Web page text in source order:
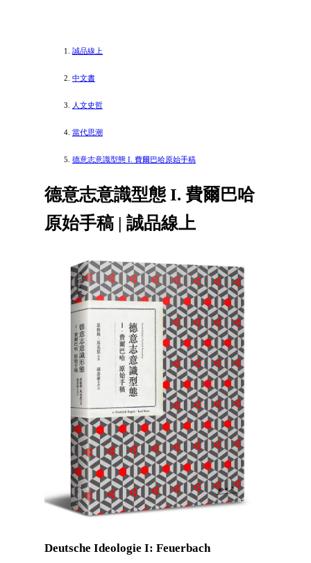
誠品線上
中文書
人文史哲
當代思潮
德意志意識型態 I. 費爾巴哈原始手稿
德意志意識型態 I. 費爾巴哈
原始手稿 | 誠品線上
Deutsche Ideologie I: Feuerbach